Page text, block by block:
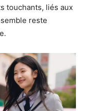
touchants, liés aux
reste